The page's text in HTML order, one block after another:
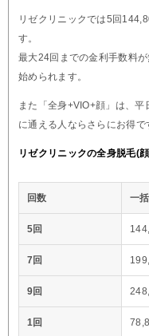
リゼクリニックでは5回
す。
最大24回までの金利手数料
始められます。
また「全身+VIO+顔」は、
に通える人ならさらにお得で
リゼクリニックの全身脱毛(
回数 一
5回
7回
9回
1回